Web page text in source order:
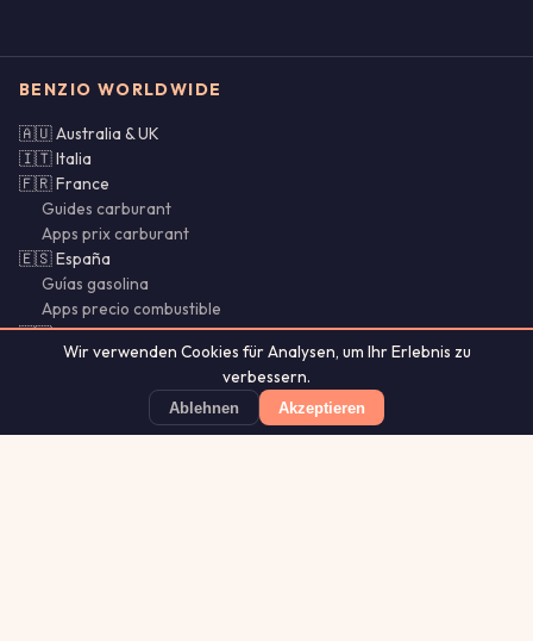
BENZIO WORLDWIDE
🇦🇺 Australia & UK
🇮🇹 Italia
🇫🇷 France
Guides carburant
Apps prix carburant
🇪🇸 España
Guías gasolina
Apps precio combustible
🇵🇹 Portugal & Brasil
🌍 SI · CY · LU · MX · CL
Guías Chile
Wir verwenden Cookies für Analysen, um Ihr Erlebnis zu
verbessern.
Ablehnen Akzeptieren